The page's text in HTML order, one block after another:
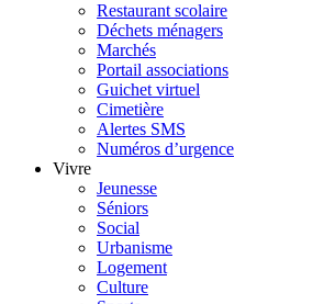
Restaurant scolaire
Déchets ménagers
Marchés
Portail associations
Guichet virtuel
Cimetière
Alertes SMS
Numéros d’urgence
Vivre
Jeunesse
Séniors
Social
Urbanisme
Logement
Culture